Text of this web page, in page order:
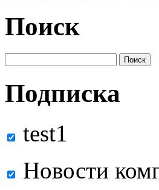
Поиск
Подписка
test1
Новости